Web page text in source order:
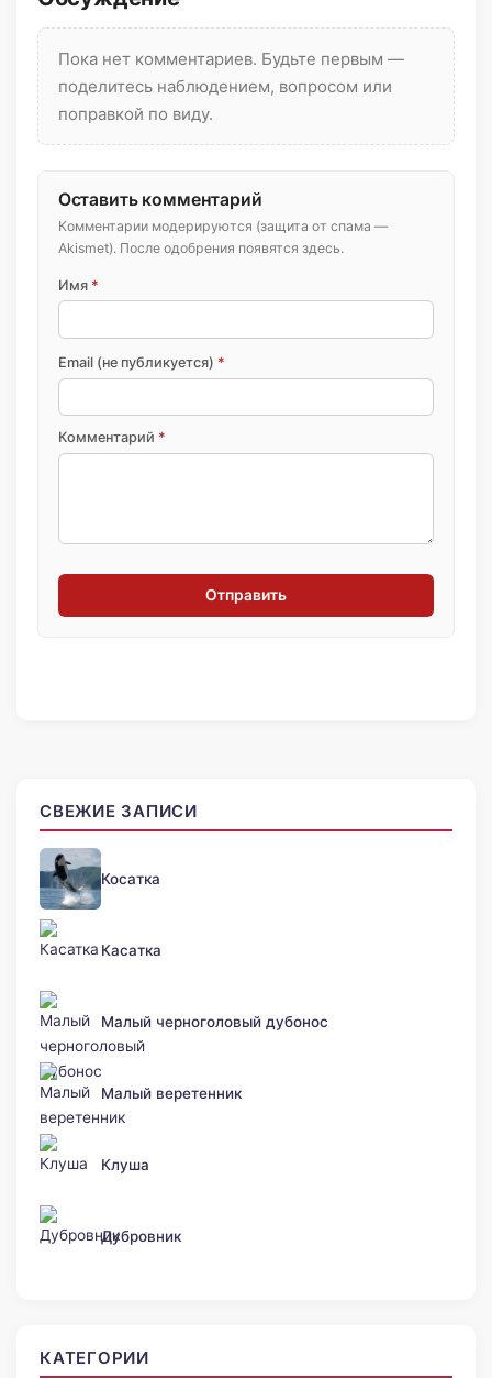
Пока нет комментариев. Будьте первым —
поделитесь наблюдением, вопросом или
поправкой по виду.
Оставить комментарий
Комментарии модерируются (защита от спама —
Akismet). После одобрения появятся здесь.
Имя *
Email (не публикуется) *
Комментарий *
Отправить
СВЕЖИЕ ЗАПИСИ
Косатка
Касатка
Малый черноголовый дубонос
Малый веретенник
Клуша
Дубровник
КАТЕГОРИИ